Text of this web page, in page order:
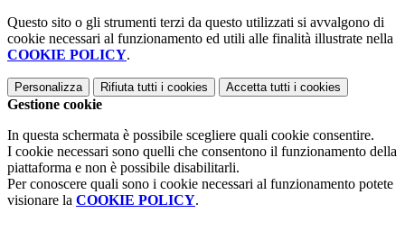
Questo sito o gli strumenti terzi da questo utilizzati si avvalgono di
cookie necessari al funzionamento ed utili alle finalità illustrate nella
COOKIE POLICY.
Personalizza Rifiuta tutti i cookies Accetta tutti i cookies
Gestione cookie
In questa schermata è possibile scegliere quali cookie consentire.
I cookie necessari sono quelli che consentono il funzionamento della
piattaforma e non è possibile disabilitarli.
Per conoscere quali sono i cookie necessari al funzionamento potete
visionare la COOKIE POLICY.